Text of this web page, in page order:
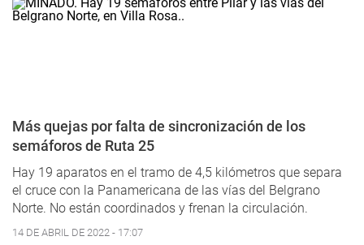
Más quejas por falta de sincronización de los
semáforos de Ruta 25
Hay 19 aparatos en el tramo de 4,5 kilómetros que separa
el cruce con la Panamericana de las vías del Belgrano
Norte. No están coordinados y frenan la circulación.
14 DE ABRIL DE 2022 - 17:07